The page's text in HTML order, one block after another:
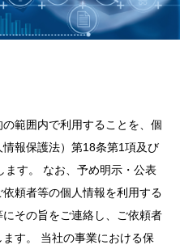
範囲内で利用することを、個
報保護法）第18条第1項及び
す。 なお、予め明示・公表
頼者等の個人情報を利用する
その旨をご連絡し、ご依頼者
す。 当社の事業における保